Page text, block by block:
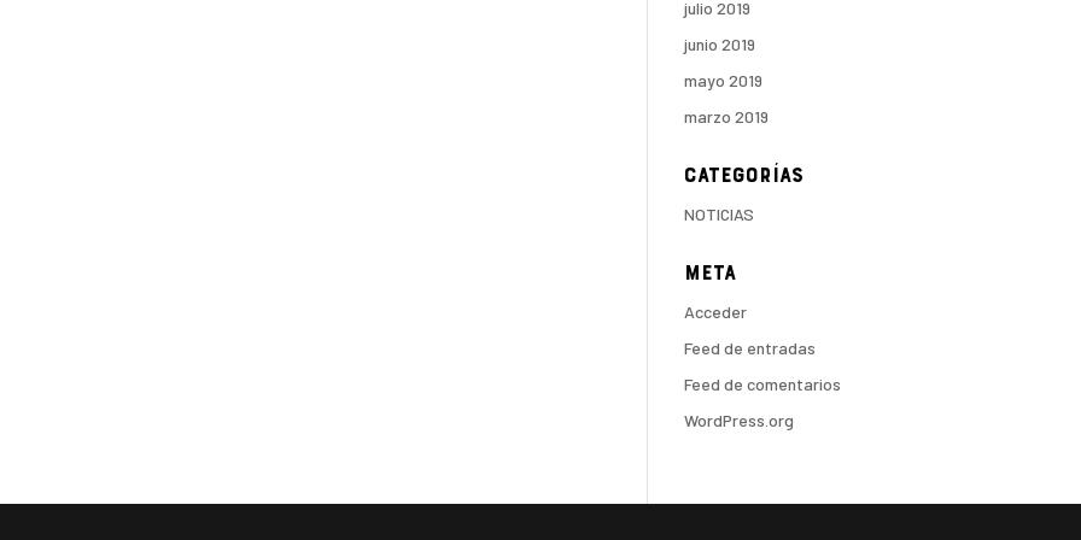
julio 2019
junio 2019
mayo 2019
marzo 2019
Categorías
NOTICIAS
Meta
Acceder
Feed de entradas
Feed de comentarios
WordPress.org